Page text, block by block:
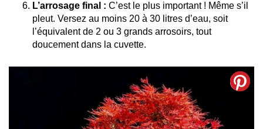
L’arrosage final : C’est le plus important ! Même s’il
pleut. Versez au moins 20 à 30 litres d’eau, soit
l’équivalent de 2 ou 3 grands arrosoirs, tout
doucement dans la cuvette.